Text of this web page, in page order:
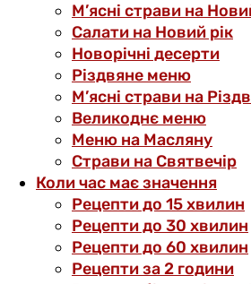
М’ясні страви на
Салати на Новий рік
Новорічні десерти
Різдвяне меню
М’ясні страви на
Великоднє меню
Меню на Масляну
Страви на Святвечір
Коли час має значення
Рецепти до 15 хвилин
Рецепти до 30 хвилин
Рецепти до 60 хвилин
Рецепти за 2 години